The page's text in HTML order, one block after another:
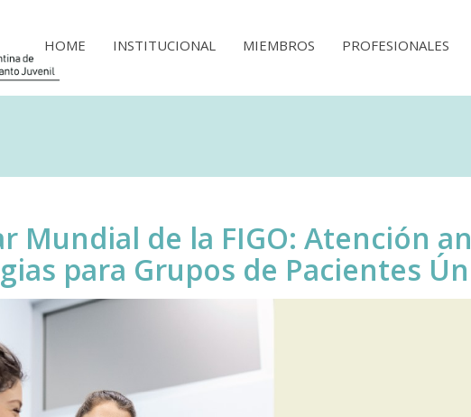
HOME INSTITUCIONAL MIEMBROS PROFESIONALES
Mundial de la FIGO: Atención
para Grupos de Pacientes